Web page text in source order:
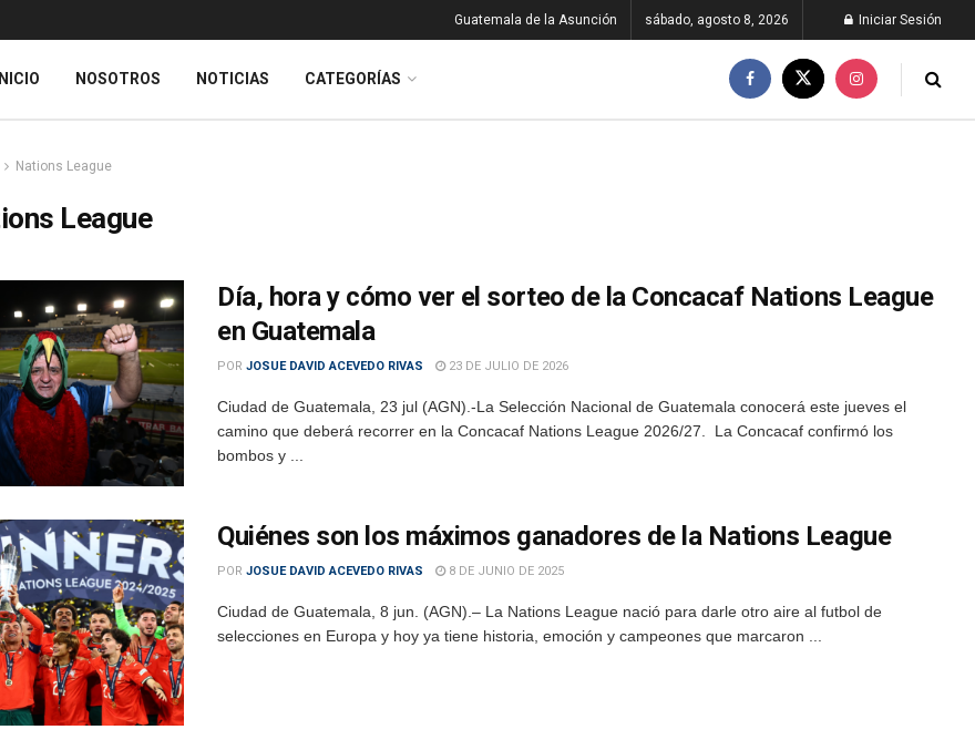
Guatemala de la Asunción sábado, agosto 8, 2026 Iniciar Sesión
INICIO NOSOTROS NOTICIAS CATEGORÍAS
Nations League
League
Día, hora y cómo ver el sorteo de la Concacaf Nations League
en Guatemala
POR JOSUE DAVID ACEVEDO RIVAS 23 DE JULIO DE 2026
Ciudad de Guatemala, 23 jul (AGN).-La Selección Nacional de Guatemala conocerá este jueves el
camino que deberá recorrer en la Concacaf Nations League 2026/27. La Concacaf confirmó los
bombos y ...
Quiénes son los máximos ganadores de la Nations League
POR JOSUE DAVID ACEVEDO RIVAS 8 DE JUNIO DE 2025
Ciudad de Guatemala, 8 jun. (AGN).– La Nations League nació para darle otro aire al futbol de
selecciones en Europa y hoy ya tiene historia, emoción y campeones que marcaron ...